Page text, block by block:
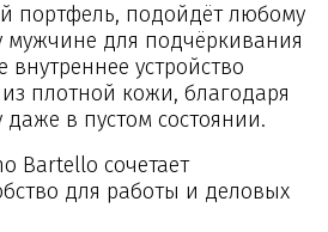
портфель, подойдёт любому
мужчине для подчёркивания
внутреннее устройство
плотной кожи, благодаря
в пустом состоянии.
Bartello сочетает
для работы и деловых